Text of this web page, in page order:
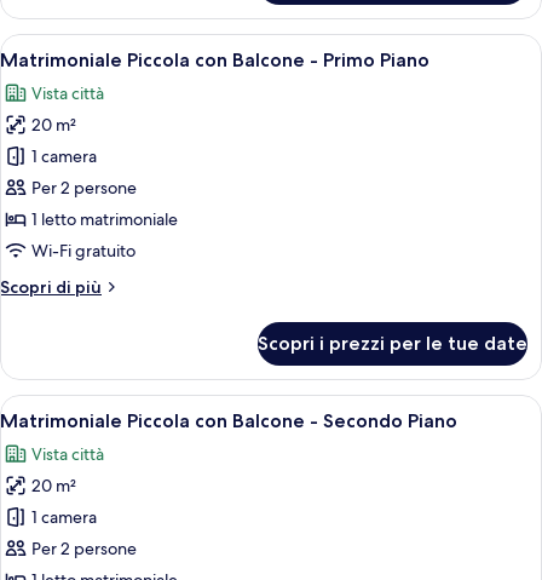
Piccola
Primo
Apri
tutte
le
foto
per
Matrimoniale
Piccola
con
Balcone
-
Un letto rifatto con lenzuola
6
Matrimoniale Piccola con Balcone - Primo Piano
Vista città
20 m²
1 camera
Per 2 persone
1 letto matrimoniale
Wi-Fi gratuito
Scopri di più
Altri
Piccola
con
Balcone
Primo
Piano
Scopri i prezzi per le tue date
Apri
tutte
le
foto
per
Matrimoniale
Un letto rifatto con cuscini e
5
Matrimoniale Piccola con Balcone - Secondo Piano
Vista città
20 m²
1 camera
Per 2 persone